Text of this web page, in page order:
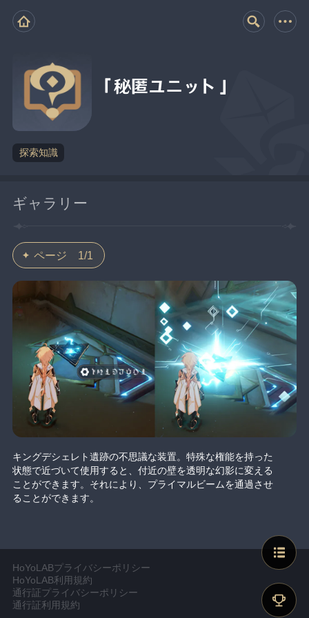
「秘匿ユニット」
探索知識
ギャラリー
ページ 1/1
キングデシェレト遺跡の不思議な装置。特殊な権能を持った
状態で近づいて使用すると、付近の壁を透明な幻影に変える
ことができます。それにより、プライマルビームを通過させ
ることができます。
HoYoLABプライバシーポリシー
HoYoLAB利用規約
通行証プライバシーポリシー
通行証利用規約